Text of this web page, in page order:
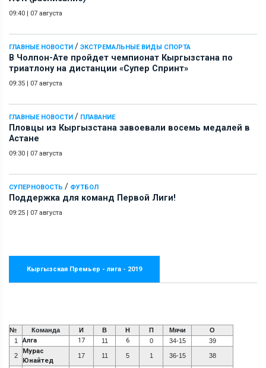
09:40 | 07 августа
ГЛАВНЫЕ НОВОСТИ / ЭКСТРЕМАЛЬНЫЕ ВИДЫ СПОРТА
В Чолпон-Ате пройдет чемпионат Кыргызстана по
триатлону на дистанции «Супер Спринт»
09:35 | 07 августа
ГЛАВНЫЕ НОВОСТИ / ПЛАВАНИЕ
Пловцы из Кыргызстана завоевали восемь медалей в
Астане
09:30 | 07 августа
СУПЕРНОВОСТЬ / ФУТБОЛ
Поддержка для команд Первой Лиги!
09:25 | 07 августа
Кыргызская Премьер - лига - 2019
№ Команда И В Н П Мячи
О
1
Алга 17 11 6 0 34-15 39
2
Мурас
Юнайтед
17 11 5 1 36-15 38